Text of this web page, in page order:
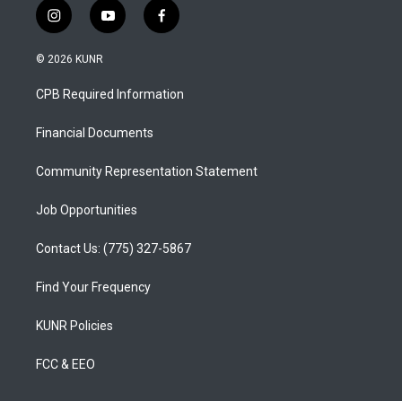
i
n
s
a
g
a
y
o
u
b
f
a
b
o
© 2026 KUNR
CPB Required Information
Financial Documents
Community Representation Statement
Job Opportunities
Contact Us: (775) 327-5867
Find Your Frequency
KUNR Policies
FCC & EEO